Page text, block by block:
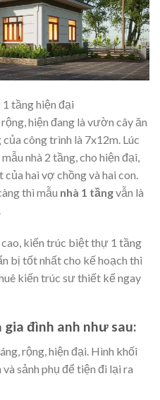
tầng hiện đại
hiện đang là vườn cây ăn
công trình là 7x12m. Lúc
nhà 2 tầng, cho hiện đại,
hai vợ chồng và hai con.
thì mẫu nhà 1 tầngvẫn là
kiến trúc biệt thự 1 tầng
bị tốt nhất cho kế hoạch thi
kiến trúc sư thiết kế ngay
gia đình anh như sau:
rộng, hiện đại. Hình khối
sảnh phụ để tiện đi lại ra